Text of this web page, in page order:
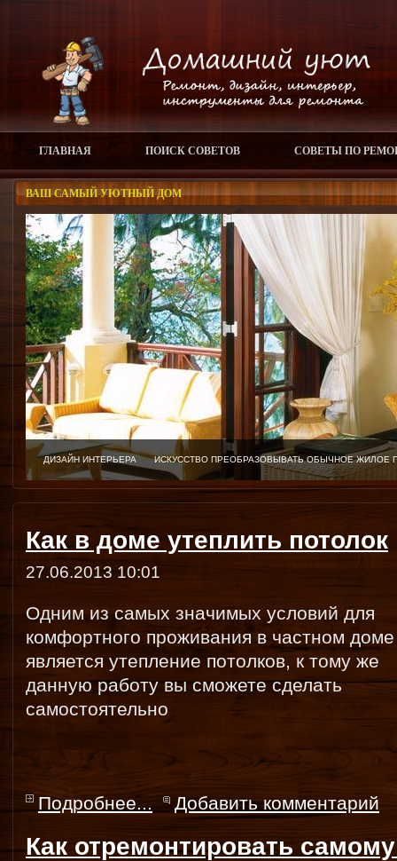
ГЛАВНАЯ ПОИСК СОВЕТОВ СОВЕТЫ ПО
ВАШ САМЫЙ УЮТНЫЙ ДОМ
ДИЗАЙН ИНТЕРЬЕРА ИСКУССТВО ПРЕОБРАЗОВЫВАТЬ ОБЫЧНОЕ
Как в доме утеплить потолок
27.06.2013 10:01
Одним из самых значимых условий для
комфортного проживания в частном доме
является утепление потолков, к тому же
данную работу вы сможете сделать
самостоятельно
Подробнее... Добавить комментарий
Как отремонтировать